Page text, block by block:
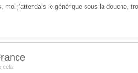
moi j’attendais le générique sous la douche,
cela